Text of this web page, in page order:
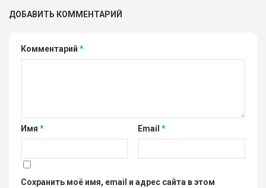
ДОБАВИТЬ КОММЕНТАРИЙ
Комментарий *
Имя * Email *
Сохранить моё имя, email и адрес сайта в этом